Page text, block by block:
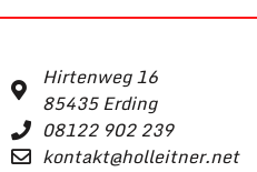
Hirtenweg 16
85435 Erding
08122 902 239
kontakt@holleitner.net